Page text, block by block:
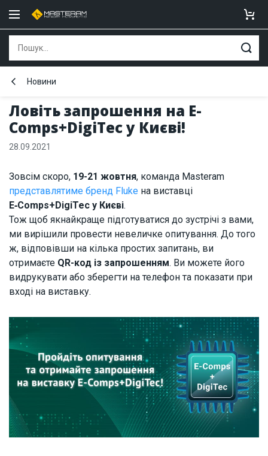
Ловіть запрошення на E-
Comps+DigiTec у Києві!
Новини
28.09.2021
Зовсім скоро, 19-21 жовтня, команда Masteram
представлятиме бренд Fluke на виставці
E‑Comps+DigiTec у Києві.
Тож щоб якнайкраще підготуватися до зустрічі з вами,
ми вирішили провести невеличке опитування. До того
ж, відповівши на кілька простих запитань, ви
отримаєте QR-код із запрошенням. Ви можете його
видрукувати або зберегти на телефон та показати при
вході на виставку.